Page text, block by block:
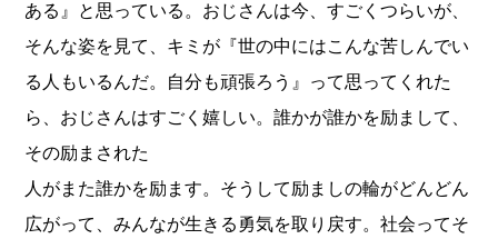
ある』と思っている。おじさんは今、すごくつらいが、
そんな姿を見て、キミが『世の中にはこんな苦しんでい
る人もいるんだ。自分も頑張ろう』って思ってくれた
ら、おじさんはすごく嬉しい。誰かが誰かを励まして、
その励まされた
人がまた誰かを励ます。そうして励ましの輪がどんどん
広がって、みんなが生きる勇気を取り戻す。社会ってそ